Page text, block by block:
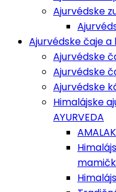
Ajurvédske
Ajurvédske čaje a
Ajurvédske
Ajurvédske
Ajurvédske
Himalájske
AYURVEDA